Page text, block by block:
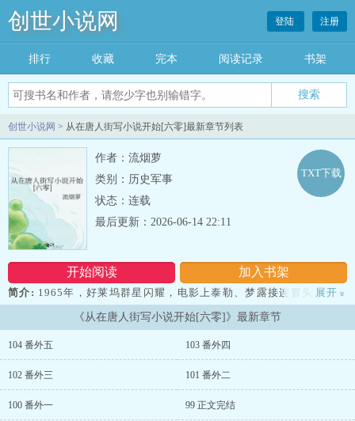
创世小说网 登陆 注册
排行 收藏 完本 阅读记录 书架
创世小说网 > 从在唐人街写小说开始[六零]最新章节列表
作者：流烟萝
类别：历史军事
状态：连载
开始阅读 加入书架
TXT下载
最后更新：2026-06-14 22:11
简介: 1965年，好莱坞群星闪耀，电影上泰勒、梦露接连冒头，音乐
方面披头士成为年轻人心中的偶像。保守传统的旧时代已经过去，反
抗、觉醒、撕裂、自由至上，成为新的时代标签。但这一切，和刚穿
到曼哈顿唐人街…--从在唐人街写小说开始[六零]...
展开 »
《从在唐人街写小说开始[六零]》最新章节
104 番外五 103 番外四
102 番外三 101 番外二
100 番外一 99 正文完结